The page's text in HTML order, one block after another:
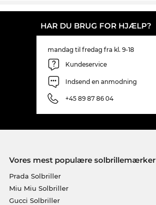
HAR DU BRUG FOR HJÆLP?
mandag til fredag fra kl. 9-18
Kundeservice
Indsend en anmodning
+45 89 87 86 04
Vores mest populære solbrillemærker
Prada Solbriller
Miu Miu Solbriller
Gucci Solbriller